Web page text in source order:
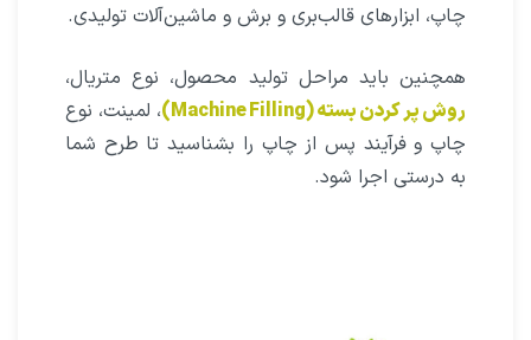
چاپ، ابزارهای قالب‌بری و برش و ماشین‌آلات تولیدی.
همچنین باید مراحل تولید محصول، نوع متریال،
روش پر کردن بسته (Machine Filling)
، لمینت، نوع
چاپ و فرآیند پس از چاپ را بشناسید تا طرح شما
به درستی اجرا شود.